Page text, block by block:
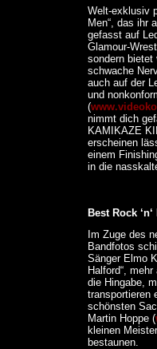
Welt-exklusiv
Men“, das ihr
gefasst auf
Glamour-
sondern bietet
schwache
auch auf der
und
(
nimmt dich
KAMIKAZE
erscheinen
einem
in die
Best Rock
Im Zuge des
Bandfotos
Sänger Elmo
Halford“,
die Hingabe,
transportieren
schönsten
Martin Hoppe (
kleinen
bestaunen.